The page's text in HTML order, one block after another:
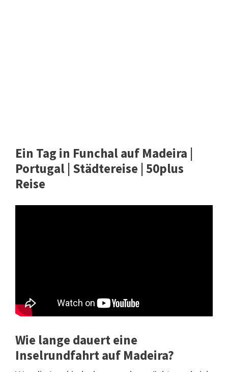
Ein Tag in Funchal auf Madeira |
Portugal | Städtereise | 50plus
Reise
Wie lange dauert eine
Inselrundfahrt auf Madeira?